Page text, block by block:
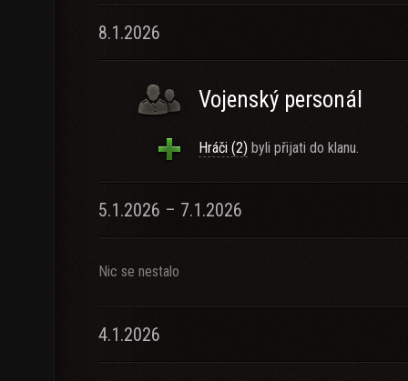
8.1.2026
Vojenský personál
Hráči (2) byli přijati do klanu.
5.1.2026 – 7.1.2026
Nic se nestalo
4.1.2026